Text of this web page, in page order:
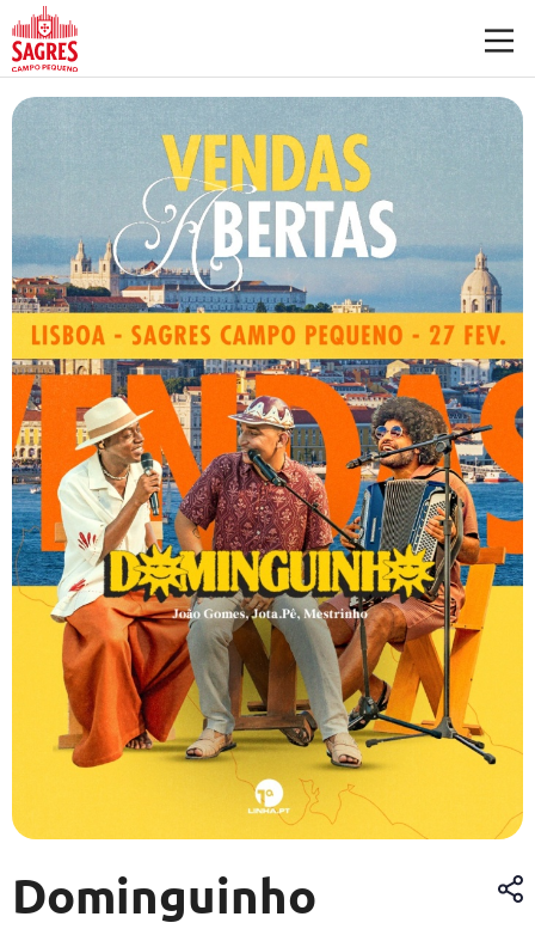
Saltar para o conteúdo principal
Dominguinho